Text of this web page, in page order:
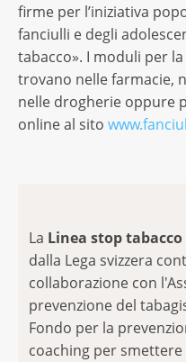
firme per l’iniziativa
fanciulli e degli
tabacco». I moduli per
trovano nelle farmacie,
nelle drogherie oppure
online al sito
La Linea stop tabacco
dalla Lega svizzera
collaborazione con
prevenzione del
Fondo per la
coaching per